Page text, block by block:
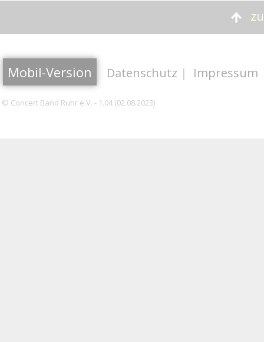
Mobil-Version Datenschutz | Impressum
© Concert Band Ruhr e.V. - 1.04 (02.08.2023)